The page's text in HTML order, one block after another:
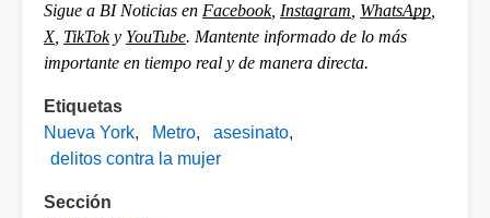
Sigue a BI Noticias en Facebook, Instagram WhatsApp
X, TikTok y YouTube. Mantente informado de lo más
importante en tiempo real y de manera directa.
Etiquetas
Nueva York
Metro
asesinato
delitos contra la mujer
Sección